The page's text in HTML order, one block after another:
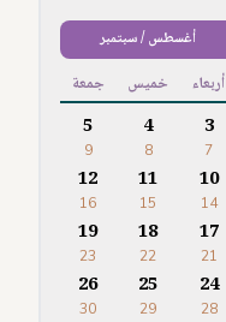
أغسطس / سبتمبر
أربعاء خميس جمعة
3
7
4
8
5
9
10
14
11
15
12
16
17
21
18
22
19
23
24
28
25
29
26
30